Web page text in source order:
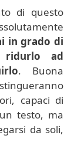
di questo
in grado di
ridurlo ad
. Buona
capaci di
testo, ma
da soli,